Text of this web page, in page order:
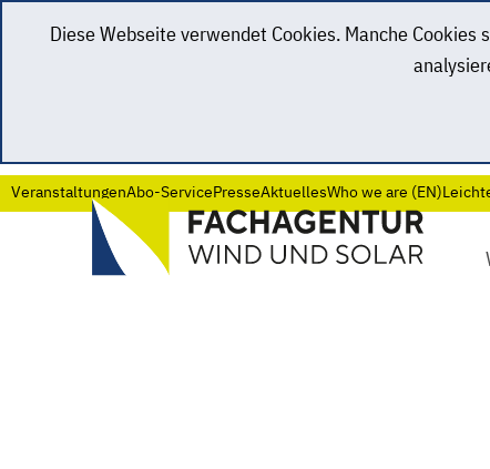
Diese Webseite verwendet Cookies. Manche
VeranstaltungenAbo-ServicePresseAktuellesWho we are (EN)